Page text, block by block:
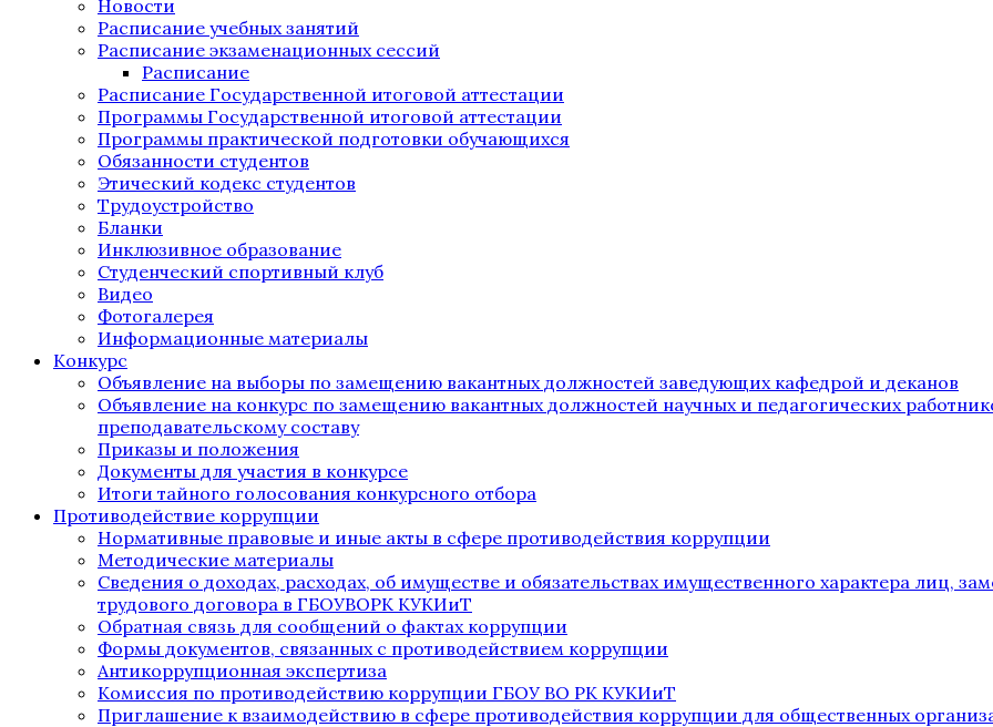
Новости
Расписание учебных занятий
Расписание экзаменационных сессий
Расписание
Расписание Государственной итоговой аттестации
Программы Государственной итоговой аттестации
Программы практической подготовки обучающихся
Обязанности студентов
Этический кодекс студентов
Трудоустройство
Бланки
Инклюзивное образование
Студенческий спортивный клуб
Видео
Фотогалерея
Информационные материалы
Конкурс
Объявление на выборы по замещению вакантных должностей заведующих кафедрой и деканов
Объявление на конкурс по замещению вакантных должностей научных и педагогических
преподавательскому составу
Приказы и положения
Документы для участия в конкурсе
Итоги тайного голосования конкурсного отбора
Противодействие коррупции
Нормативные правовые и иные акты в сфере противодействия коррупции
Методические материалы
Сведения о доходах, расходах, об имуществе и обязательствах имущественного характера лиц,
трудового договора в ГБОУВОРК КУКИиТ
Обратная связь для сообщений о фактах коррупции
Формы документов, связанных с противодействием коррупции
Антикоррупционная экспертиза
Комиссия по противодействию коррупции ГБОУ ВО РК КУКИиТ
Приглашение к взаимодействию в сфере противодействия коррупции для общественных